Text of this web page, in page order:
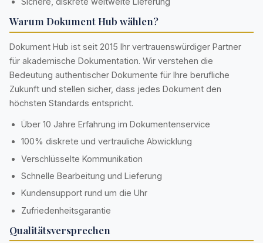
Warum Dokument Hub wählen?
Dokument Hub ist seit 2015 Ihr vertrauenswürdiger Partner
für akademische Dokumentation. Wir verstehen die
Bedeutung authentischer Dokumente für Ihre berufliche
Zukunft und stellen sicher, dass jedes Dokument den
höchsten Standards entspricht.
Über 10 Jahre Erfahrung im Dokumentenservice
100% diskrete und vertrauliche Abwicklung
Verschlüsselte Kommunikation
Schnelle Bearbeitung und Lieferung
Kundensupport rund um die Uhr
Zufriedenheitsgarantie
Qualitätsversprechen